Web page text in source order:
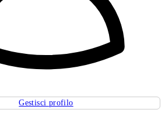
Gestisci profilo